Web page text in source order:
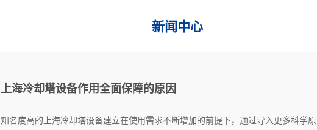
新闻中心
上海冷却塔设备作用全面保障的原因
知名度高的上海冷却塔设备建立在使用需求不断增加的前提下，通过导入更多科学原